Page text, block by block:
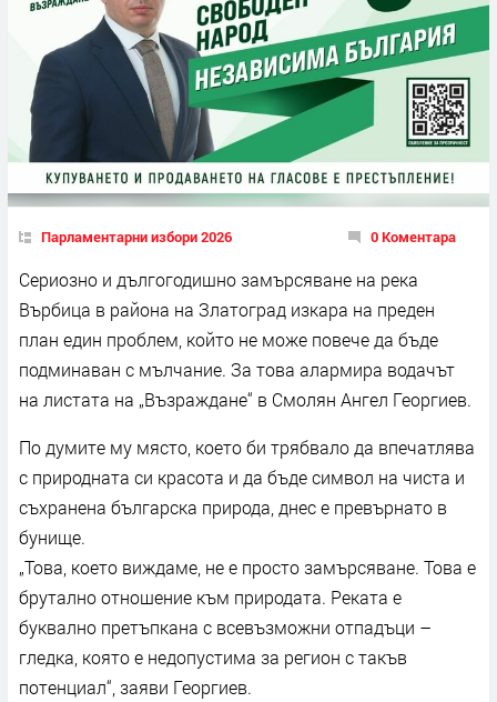
Парламентарни избори 2026 0 Коментара
Сериозно и дългогодишно замърсяване на река
Върбица в района на Златоград изкара на преден
план един проблем, който не може повече да бъде
подминаван с мълчание. За това алармира водачът
на листата на „Възраждане“ в Смолян Ангел Георгиев.
По думите му място, което би трябвало да впечатлява
с природната си красота и да бъде символ на чиста и
съхранена българска природа, днес е превърнато в
бунище.
„Това, което виждаме, не е просто замърсяване. Това е
брутално отношение към природата. Реката е
буквално претъпкана с всевъзможни отпадъци –
гледка, която е недопустима за регион с такъв
потенциал“, заяви Георгиев.